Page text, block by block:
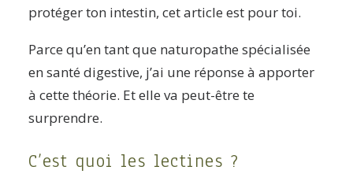
protéger ton intestin, cet article est pour toi.
Parce qu’en tant que naturopathe spécialisée
en santé digestive, j’ai une réponse à apporter
à cette théorie. Et elle va peut-être te
surprendre.
C’est quoi les lectines ?